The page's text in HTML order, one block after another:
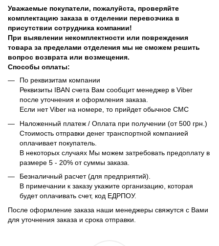
Уважаемые покупатели, пожалуйста, проверяйте
комплектацию заказа в отделении перевозчика в
присутствии сотрудника компании!
При выявлении некомплектности или повреждения
товара за пределами отделения мы не сможем решить
вопрос возврата или возмещения.
Способы оплаты:
По реквизитам компании
Реквизиты IBAN счета Вам сообщит менеджер в Viber
после уточнения и оформления заказа.
Если нет Viber на номере, то прийдет обычное СМС
Наложенный платеж / Оплата при получении (от 500 грн.)
Стоимость отправки денег транспортной компанией
оплачивает покупатель.
В некоторых случаях Мы можем затребовать предоплату в
размере 5 - 20% от суммы заказа.
Безналичный расчет (для предприятий).
В примечании к заказу укажите организацию, которая
будет оплачивать счет, код ЕДРПОУ.
После оформление заказа наши менеджеры свяжутся с Вами
для уточнения заказа и срока отправки.